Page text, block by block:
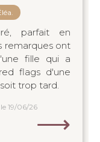
parfait en
remarques ont
fille qui a
flags d'une
trop tard.
le 19/06/26
⟶